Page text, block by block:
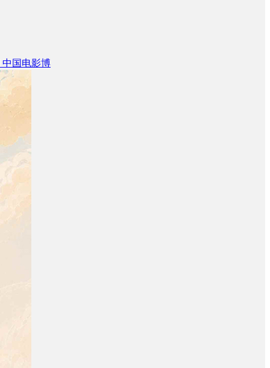
中国电影博